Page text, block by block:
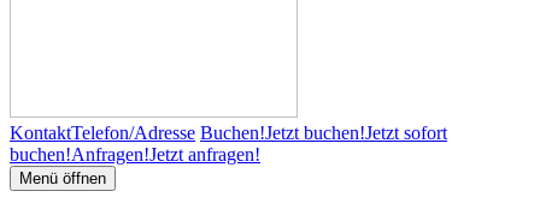
KontaktTelefon/Adresse Buchen!Jetzt buchen!Jetzt sofort
buchen!Anfragen!Jetzt anfragen!
Menü öffnen